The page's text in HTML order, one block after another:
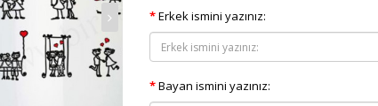
Erkek ismini yazınız:
Bayan ismini yazınız: